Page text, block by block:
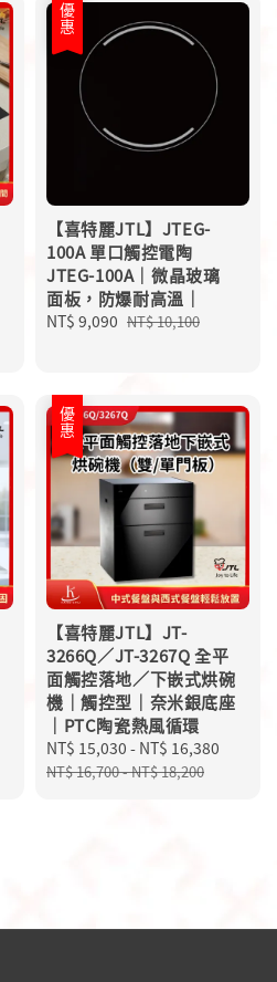
優惠
【喜特麗JTL】JTEG-
100A 單口觸控電陶
JTEG-100A｜微晶玻璃
面板，防爆耐高溫｜
Sale
NT$ 9,090 Regular
NT$ 10,100
優惠
【喜特麗JTL】JT-
3266Q／JT-3267Q 全平
面觸控落地／下嵌式烘碗
機｜觸控型｜奈米銀底座
｜PTC陶瓷熱風循環
Sale
price
NT$ 15,030 - NT$ 16,380
NT$ 16,700-NT$ 18,200